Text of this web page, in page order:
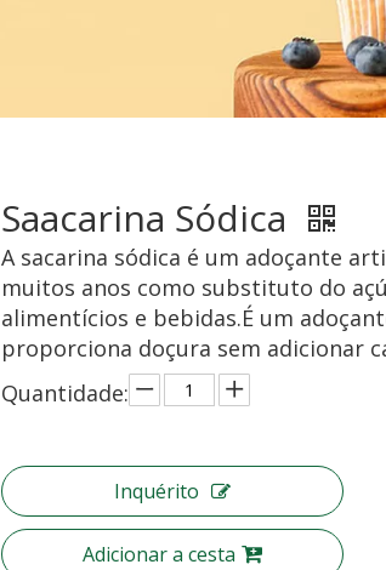
Saacarina Sódica
A sacarina sódica é um adoçante
muitos anos como substituto do
alimentícios e bebidas.É um
proporciona doçura sem adicionar
Quantidade:
Inquérito
Adicionar a cesta